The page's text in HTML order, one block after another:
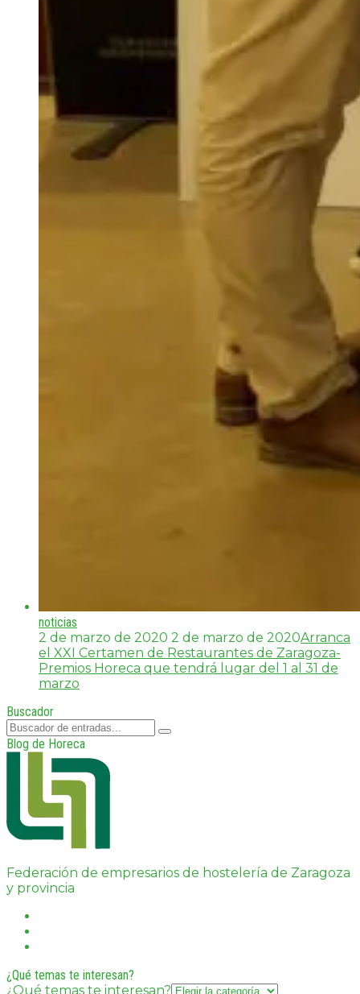
noticias
2 de marzo de 2020 2 de marzo de 2020Arranca
el XXI Certamen de Restaurantes de Zaragoza-
Premios Horeca que tendrá lugar del 1 al 31 de
marzo
Buscador
Blog de Horeca
Federación de empresarios de hostelería de Zaragoza
y provincia
¿Qué temas te interesan?
¿Qué temas te interesan?